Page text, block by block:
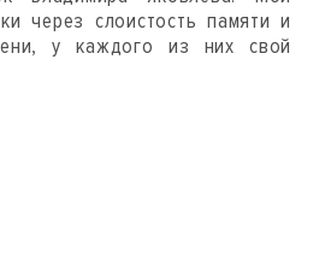
через слоистость памяти и
у каждого из них свой